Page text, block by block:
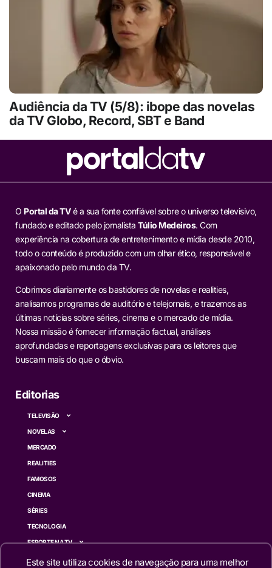
Audiência da TV (5/8): ibope das novelas
da TV Globo, Record, SBT e Band
O Portal da TVé a sua fonte confiável sobre o universo televisivo,
fundado e editado pelo jornalista Túlio Medeiros. Com
experiência na cobertura de entretenimento e mídia desde 2010,
todo o conteúdo é produzido com um olhar ético, responsável e
apaixonado pelo mundo da TV.
Cobrimos diariamente os bastidores de novelas e realities,
analisamos programas de auditório e telejornais, e trazemos as
últimas notícias sobre séries, cinema e o mercado de mídia.
Nossa missão é fornecer informação factual, análises
aprofundadas e reportagens exclusivas para os leitores que
buscam mais do que o óbvio.
Editorias
TELEVISÃO
NOVELAS
MERCADO
REALITIES
FAMOSOS
CINEMA
SÉRIES
TECNOLOGIA
ESPORTE NA TV
ÚLTIMAS NOTÍCIAS
Este site utiliza cookies de navegação para uma melhor